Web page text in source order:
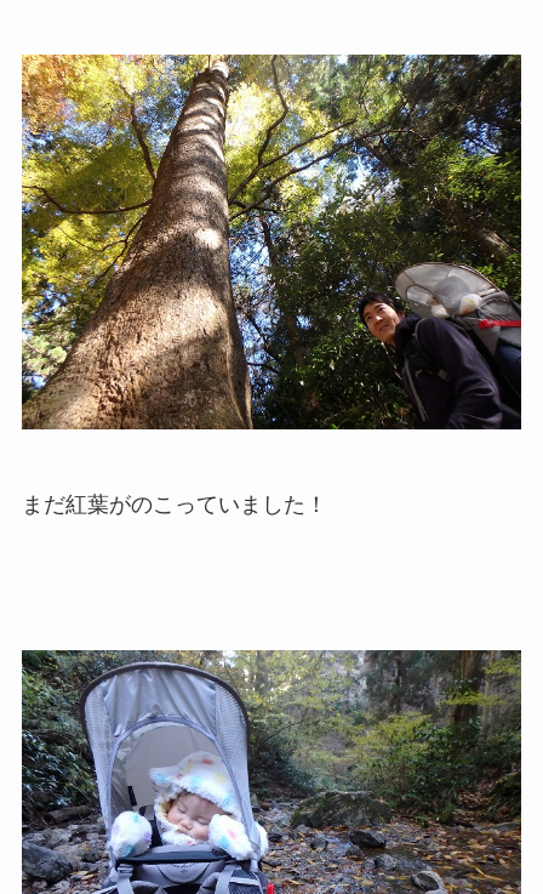
まだ紅葉がのこっていました！